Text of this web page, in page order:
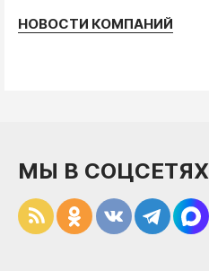
НОВОСТИ КОМПАНИЙ
МЫ В СОЦСЕТЯХ